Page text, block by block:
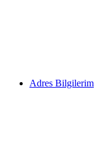
Adres Bilgilerim